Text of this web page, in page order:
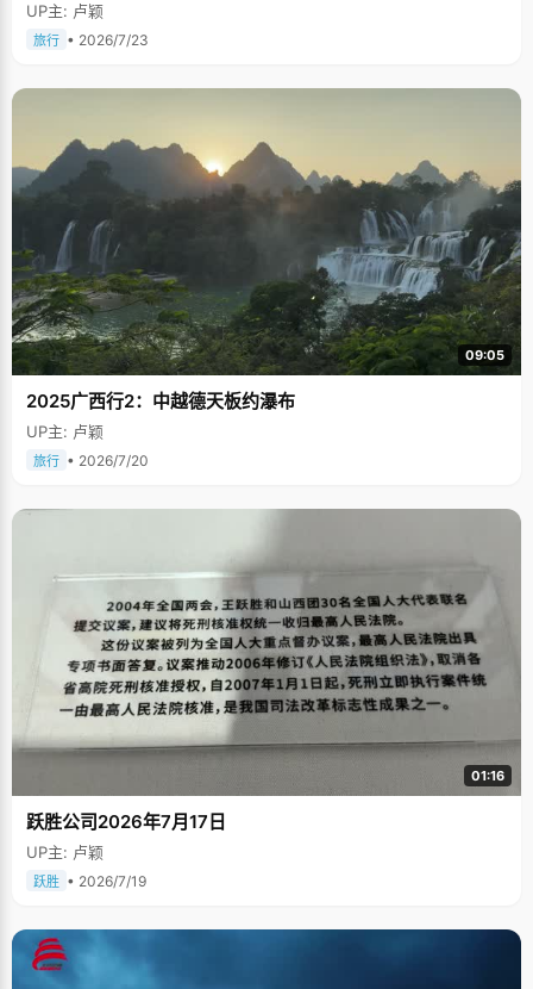
UP主: 卢颖
旅行 • 2026/7/23
09:05
2025广西行2：中越德天板约瀑布
UP主: 卢颖
旅行 • 2026/7/20
01:16
跃胜公司2026年7月17日
UP主: 卢颖
跃胜 • 2026/7/19